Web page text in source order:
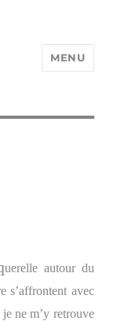
MENU
uerelle autour du
s’affrontent avec
ne m’y retrouve